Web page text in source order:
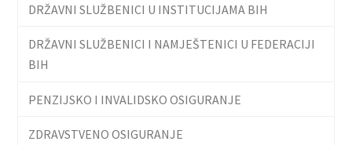
DRŽAVNI SLUŽBENICI U INSTITUCIJAMA BIH
DRŽAVNI SLUŽBENICI I NAMJEŠTENICI U FEDERACIJI
BIH
PENZIJSKO I INVALIDSKO OSIGURANJE
ZDRAVSTVENO OSIGURANJE